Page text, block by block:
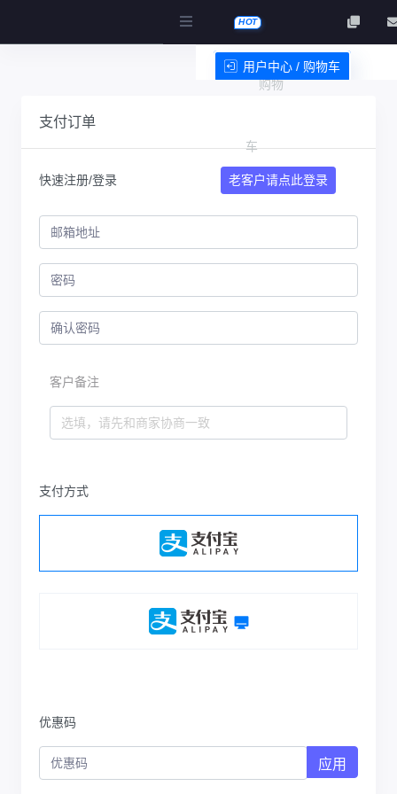
HOT
购物
车
用户中心 / 购物车
支付订单
快速注册/登录 老客户请点此登录
客户备注
支付方式
优惠码
应用